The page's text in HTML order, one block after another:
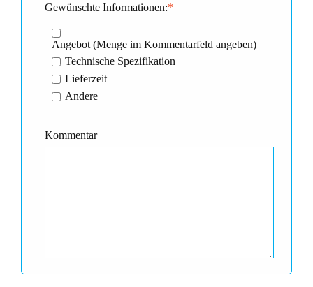
*
Gewünschte Informationen:
Angebot (Menge im Kommentarfeld angeben)
Technische Spezifikation
Lieferzeit
Andere
Kommentar